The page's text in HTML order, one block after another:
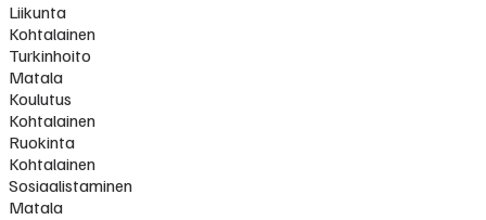
Liikunta
Kohtalainen
Turkinhoito
Matala
Koulutus
Kohtalainen
Ruokinta
Kohtalainen
Sosiaalistaminen
Matala